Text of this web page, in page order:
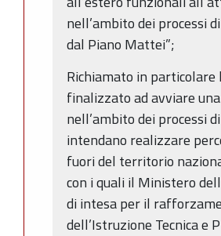
nell’ambito dei processi
dal Piano Mattei”;
Richiamato in
finalizzato ad avviare
nell’ambito dei processi
intendano realizzare
fuori del territorio
con i quali il Ministero
di intesa per il
dell’Istruzione Tecnica e